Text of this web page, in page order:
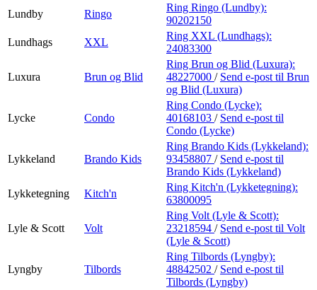
Lundby
Ringo
Ring Ringo (Lundby):
90202150
Lundhags
XXL
Ring XXL (Lundhags):
24083300
Luxura Brun og Blid
Ring Brun og Blid (Luxura):
48227000 / Send e-post til Brun
og Blid (Luxura)
Lycke Condo
Ring Condo (Lycke):
40168103 / Send e-post til
Condo (Lycke)
Lykkeland Brando Kids
Ring Brando Kids (Lykkeland):
93458807 / Send e-post til
Brando Kids (Lykkeland)
Lykketegning
Kitch'n
Ring Kitch'n (Lykketegning):
63800095
Lyle & Scott Volt
Ring Volt (Lyle & Scott):
23218594 / Send e-post til Volt
(Lyle & Scott)
Lyngby Tilbords
Ring Tilbords (Lyngby):
48842502 / Send e-post til
Tilbords (Lyngby)